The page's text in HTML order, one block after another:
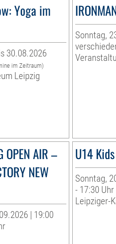
Yoga im
30.08.2026
im Zeitraum)
Leipzig
Sonntag,
OPEN AIR –
NEW
| 19:00
U14
Sonntag,
- 17:30 Uhr
Leipziger-